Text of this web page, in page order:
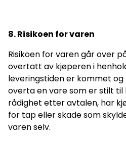
8. Risikoen for varen
Risikoen for varen går over
overtatt av kjøperen i
leveringstiden er kommet
overta en vare som er stilt til
rådighet etter avtalen, har
for tap eller skade som
varen selv.